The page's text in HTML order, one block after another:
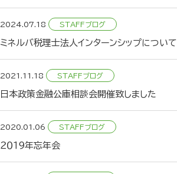
2024.07.18
ミネルバ税理士法人インターンシップについて
2021.11.18
日本政策金融公庫相談会開催致しました
2020.01.06
２０１９年忘年会